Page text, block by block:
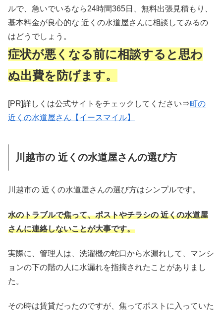
ルで、急いでいるなら24時間365日、無料出張見積もり、
基本料金が良心的な 近くの水道屋さんに相談してみるの
はどうでしょう。
症状が悪くなる前に相談すると思わ
ぬ出費を防げます。
[PR]詳しくは公式サイトをチェックしてください⇒町の
近くの水道屋さん【イースマイル】
川越市の 近くの水道屋さんの選び方
川越市の 近くの水道屋さんの選び方はシンプルです。
水のトラブルで焦って、ポストやチラシの 近くの水道屋
さんに連絡しないことが大事です。
実際に、管理人は、洗濯機の蛇口から水漏れして、マンシ
ョンの下の階の人に水漏れを指摘されたことがありまし
た。
その時は賃貸だったのですが、焦ってポストに入っていた